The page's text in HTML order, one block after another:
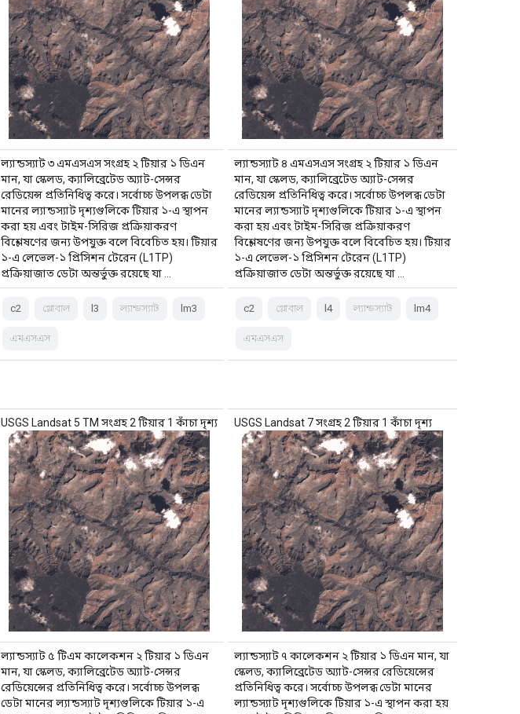
ল্যান্ডস্যাট ৩ এমএসএস সংগ্রহ ২ টিয়ার ১ ডিএন
মান, যা স্কেলড, ক্যালিব্রেটেড অ্যাট-সেন্সর
রেডিয়েন্স প্রতিনিধিত্ব করে। সর্বোচ্চ উপলব্ধ ডেটা
মানের ল্যান্ডস্যাট দৃশ্যগুলিকে টিয়ার ১-এ স্থাপন
করা হয় এবং টাইম-সিরিজ প্রক্রিয়াকরণ
বিশ্লেষণের জন্য উপযুক্ত বলে বিবেচিত হয়। টিয়ার
১-এ লেভেল-১ প্রিসিশন টেরেন (L1TP)
প্রক্রিয়াজাত ডেটা অন্তর্ভুক্ত রয়েছে যা …
c2 গ্লোবাল l3 ল্যান্ডস্যাট lm3
এমএসএস
ল্যান্ডস্যাট ৪ এমএসএস সংগ্রহ ২ টিয়ার ১ ডিএন
মান, যা স্কেলড, ক্যালিব্রেটেড অ্যাট-সেন্সর
রেডিয়েন্স প্রতিনিধিত্ব করে। সর্বোচ্চ উপলব্ধ ডেটা
মানের ল্যান্ডস্যাট দৃশ্যগুলিকে টিয়ার ১-এ স্থাপন
করা হয় এবং টাইম-সিরিজ প্রক্রিয়াকরণ
বিশ্লেষণের জন্য উপযুক্ত বলে বিবেচিত হয়। টিয়ার
১-এ লেভেল-১ প্রিসিশন টেরেন (L1TP)
প্রক্রিয়াজাত ডেটা অন্তর্ভুক্ত রয়েছে যা …
c2 গ্লোবাল l4 ল্যান্ডস্যাট lm4
এমএসএস
USGS Landsat 5 TM সংগ্রহ 2 টিয়ার 1 কাঁচা দৃশ্য
ল্যান্ডস্যাট ৫ টিএম কালেকশন ২ টিয়ার ১ ডিএন
মান, যা স্কেলড, ক্যালিব্রেটেড অ্যাট-সেন্সর
রেডিয়েন্সের প্রতিনিধিত্ব করে। সর্বোচ্চ উপলব্ধ
ডেটা মানের ল্যান্ডস্যাট দৃশ্যগুলিকে টিয়ার ১-এ
USGS Landsat 7 সংগ্রহ 2 টিয়ার 1 কাঁচা দৃশ্য
ল্যান্ডস্যাট ৭ কালেকশন ২ টিয়ার ১ ডিএন মান, যা
স্কেলড, ক্যালিব্রেটেড অ্যাট-সেন্সর রেডিয়েন্সের
প্রতিনিধিত্ব করে। সর্বোচ্চ উপলব্ধ ডেটা মানের
ল্যান্ডস্যাট দৃশ্যগুলিকে টিয়ার ১-এ স্থাপন করা হয়